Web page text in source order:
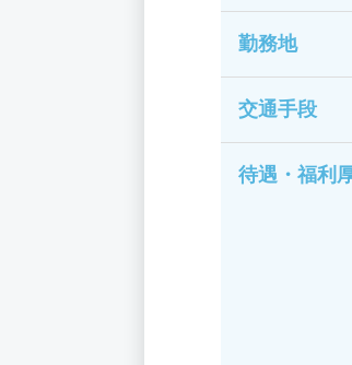
勤務地
交通手段
待遇・福利